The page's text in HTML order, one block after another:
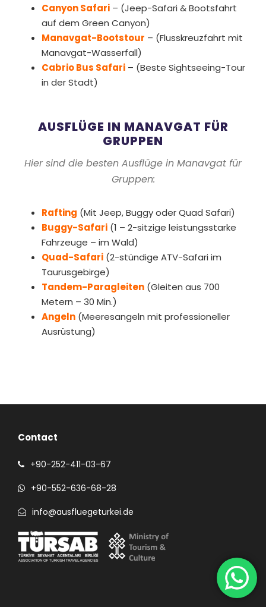
Canyon Safari – (Jeep-Safari & Bootsfahrt
auf dem Green Canyon)
Manavgat-Bootstour – (Flusskreuzfahrt mit
Manavgat-Wasserfall)
Cabrio Bus Safari – (Beste Sightseeing-Tour
in der Stadt)
AUSFLÜGE IN MANAVGAT FÜR
GRUPPEN
Hier sind die besten Ausflüge in Manavgat für
Gruppen:
Rafting (Mit Jeep, Buggy oder Quad Safari)
Buggy-Safari (1 – 2-sitzige leistungsstarke
Fahrzeuge – im Wald)
Quad-Safari (2-stündige ATV-Safari im
Taurusgebirge)
Tandem-Paragleiten (Gleiten aus 700
Metern – 30 Min.)
Angeln (Meeresangeln mit professioneller
Ausrüstung)
Contact
+90-252-411-03-67
+90-552-636-68-28
info@ausfluegeturkei.de